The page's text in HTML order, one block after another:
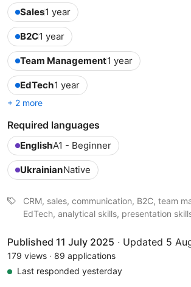
Sales1 year
B2C1 year
Team Management1 year
EdTech1 year
+ 2 more
Required languages
EnglishA1 - Beginner
UkrainianNative
CRM, sales, communication, B2C, team
EdTech, analytical skills, presentation
Published 11 July 2025 · Updated 5
179 views · 89 applications
Last responded yesterday